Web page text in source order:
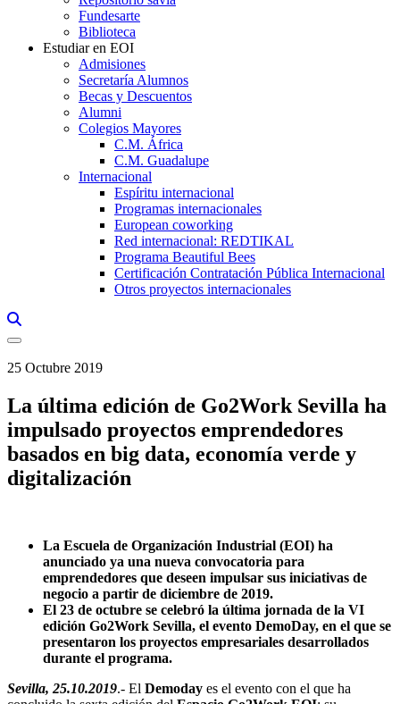
Fundesarte
Biblioteca
Estudiar en EOI
Admisiones
Secretaría Alumnos
Becas y Descuentos
Alumni
Colegios Mayores
C.M. África
C.M. Guadalupe
Internacional
Espíritu internacional
Programas internacionales
European coworking
Red internacional: REDTIKAL
Programa Beautiful Bees
Certificación Contratación Pública Internacional
Otros proyectos internacionales
25 Octubre 2019
La última edición de Go2Work Sevilla ha
impulsado proyectos emprendedores
basados en big data, economía verde y
digitalización
La Escuela de Organización Industrial (EOI) ha
anunciado ya una nueva convocatoria para
emprendedores que deseen impulsar sus iniciativas de
negocio a partir de diciembre de 2019.
El 23 de octubre se celebró la última jornada de la VI
edición Go2Work Sevilla, el evento DemoDay, en el que se
presentaron los proyectos empresariales desarrollados
durante el programa.
Sevilla, 25.10.2019.- El Demoday es el evento con el que ha